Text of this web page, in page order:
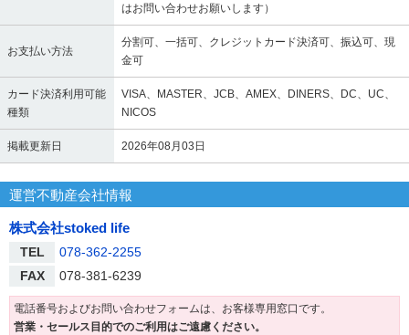
はお問い合わせお願いします）
お支払い方法
分割可、一括可、クレジットカード決済可、振込可、現
金可
カード決済利用可能
種類
VISA、MASTER、JCB、AMEX、DINERS、DC、UC、
NICOS
掲載更新日 2026年08月03日
運営不動産会社情報
株式会社stoked life
TEL
078-362-2255
FAX
078-381-6239
電話番号およびお問い合わせフォームは、お客様専用窓口です。
営業・セールス目的でのご利用はご遠慮ください。